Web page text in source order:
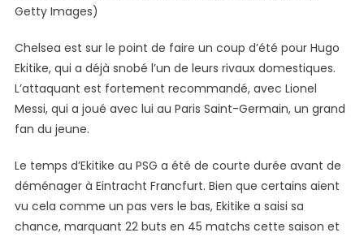
Radar
De
Est
Classé
Messi
Et
Rejeté
Newcastle
Getty Images)
Chelsea est sur le point de faire un coup d’été pour Hugo
Ekitike, qui a déjà snobé l’un de leurs rivaux domestiques.
L’attaquant est fortement recommandé, avec Lionel
Messi, qui a joué avec lui au Paris Saint-Germain, un grand
fan du jeune.
Le temps d’Ekitike au PSG a été de courte durée avant de
déménager à Eintracht Francfurt. Bien que certains aient
vu cela comme un pas vers le bas, Ekitike a saisi sa
chance, marquant 22 buts en 45 matchs cette saison et